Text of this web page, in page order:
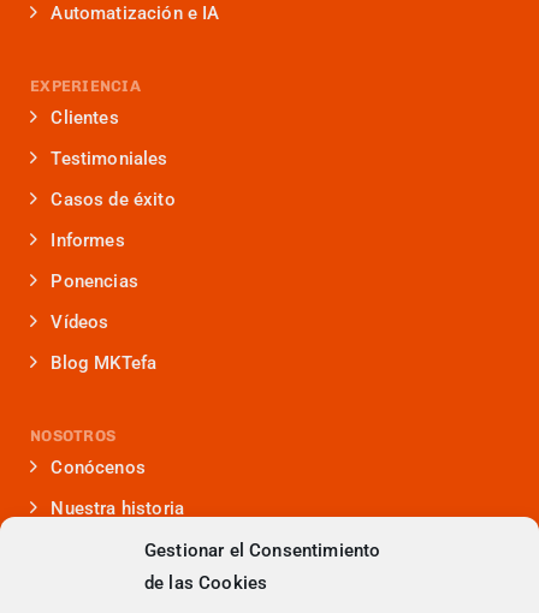
Gestionar el Consentimiento
de las Cookies
Automatización e IA
EXPERIENCIA
Clientes
Testimoniales
Casos de éxito
Informes
Ponencias
Vídeos
Blog MKTefa
NOSOTROS
Conócenos
Nuestra historia
Iniciativas que lideramos
Noticias y eventos